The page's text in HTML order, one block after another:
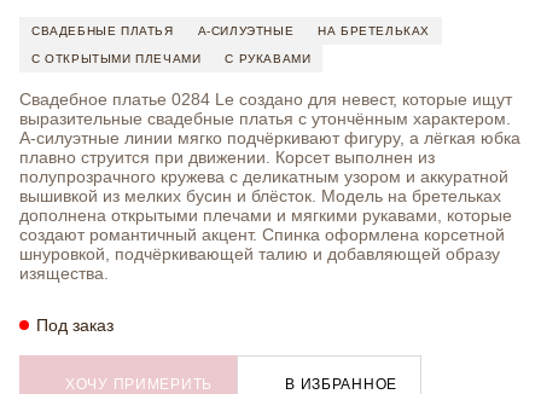
СВАДЕБНЫЕ ПЛАТЬЯ А-СИЛУЭТНЫЕ НА БРЕТЕЛЬКАХ
С ОТКРЫТЫМИ ПЛЕЧАМИ С РУКАВАМИ
Свадебное платье 0284 Le создано для невест, которые ищут
выразительные свадебные платья с утончённым характером.
А-силуэтные линии мягко подчёркивают фигуру, а лёгкая юбка
плавно струится при движении. Корсет выполнен из
полупрозрачного кружева с деликатным узором и аккуратной
вышивкой из мелких бусин и блёсток. Модель на бретельках
дополнена открытыми плечами и мягкими рукавами, которые
создают романтичный акцент. Спинка оформлена корсетной
шнуровкой, подчёркивающей талию и добавляющей образу
изящества.
Под заказ
ХОЧУ ПРИМЕРИТЬ В ИЗБРАННОЕ